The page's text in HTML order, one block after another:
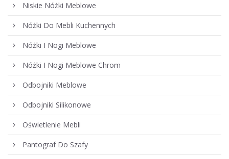
Niskie Nóżki Meblowe
Nóżki Do Mebli Kuchennych
Nóżki I Nogi Meblowe
Nóżki I Nogi Meblowe Chrom
Odbojniki Meblowe
Odbojniki Silikonowe
Oświetlenie Mebli
Pantograf Do Szafy